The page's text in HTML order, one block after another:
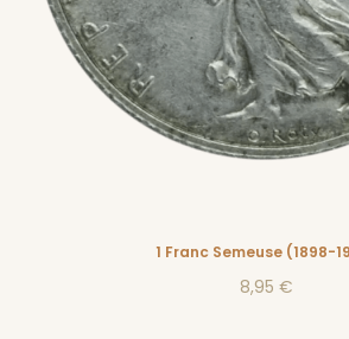
1 Franc Semeuse (1898-
8,95 €